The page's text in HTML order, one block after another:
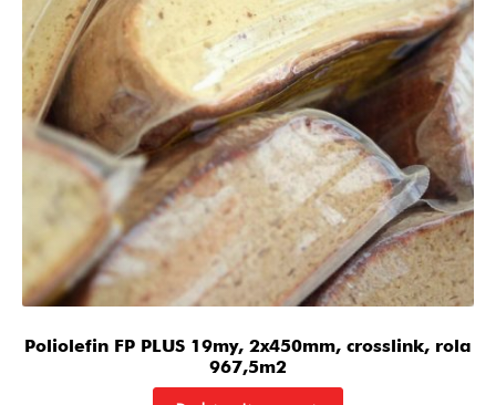
Poliolefin FP PLUS 19my, 2x450mm, crosslink, rola
967,5m2